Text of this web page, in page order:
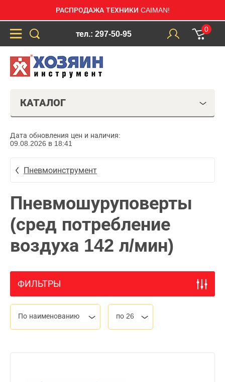
РАСПРОДАЖА ТЕХНИКИ CAIMAN!
тел.: 297-50-95
0
КАТАЛОГ
Дата обновления цен и наличия:
09.08.2026 в 18:41
Пневмоинструмент
Пневмошуруповерты
(сред потребление
воздуха 142 л/мин)
ФИЛЬТРЫ
По наименованию по 26